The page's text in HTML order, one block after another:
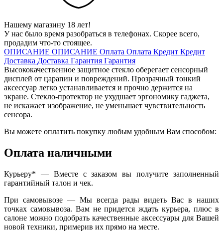
Нашему магазину 18 лет!
У нас было время разобраться в телефонах. Скорее всего,
продадим что-то стоящее.
ОПИСАНИЕ ОПИСАНИЕ Оплата Оплата Кредит Кредит
Доставка Доставка Гарантия Гарантия
Высококачественное защитное стекло оберегает сенсорный
дисплей от царапин и повреждений. Прозрачный тонкий
аксессуар легко устанавливается и прочно держится на
экране. Стекло-протектор не ухудшает эргономику гаджета,
не искажает изображение, не уменьшает чувствительность
сенсора.
Вы можете оплатить покупку любым удобным Вам способом:
Оплата наличными
Курьеру* — Вместе с заказом вы получите заполненный
гарантийный талон и чек.
При самовывозе — Мы всегда рады видеть Вас в наших
точках самовывоза. Вам не придется ждать курьера, плюс в
салоне можно подобрать качественные аксессуары для Вашей
новой техники, примерив их прямо на месте.